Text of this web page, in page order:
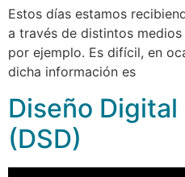
Estos días estamos
a través de distintos
por ejemplo. Es difícil, en
dicha información es
Diseño
(DSD)